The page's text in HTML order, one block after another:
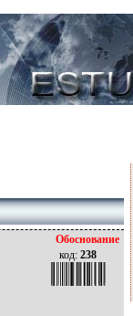
Обоснование
код: 238